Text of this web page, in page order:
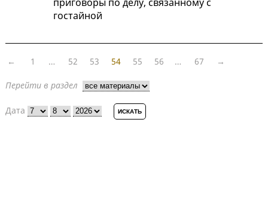
гостайной
← 1 … 52 53 54 55 56 … 67 →
Перейти в раздел
Дата